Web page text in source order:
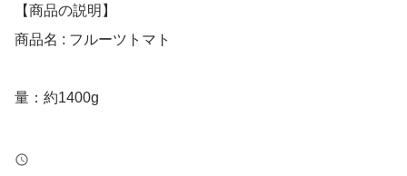
【商品の説明】
商品名 : フルーツトマト
量：約1400g
産地：栃木県